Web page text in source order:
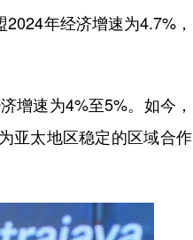
年经济增速为4.7%，
速为4%至5%。如今，
亚太地区稳定的区域合作